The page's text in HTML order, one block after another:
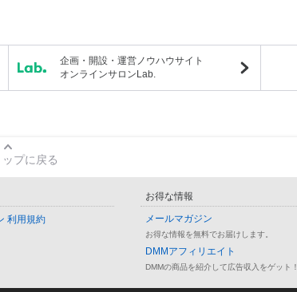
企画・開設・運営ノウハウサイト
オンラインサロンLab.
プに戻る
利用規約
お得な情報
メールマガジン
お得な情報を無料でお届けします。
DMMアフィリエイト
DMMの商品を紹介して広告収入をゲット！